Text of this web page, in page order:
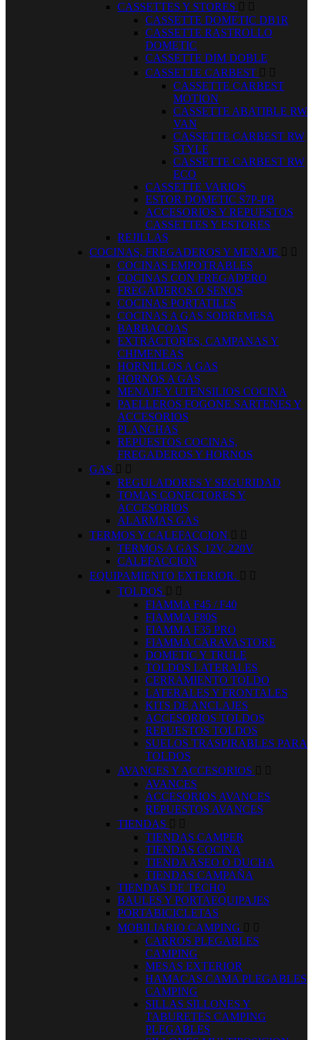
CASSETTES Y STORES  
CASSETTE DOMETIC DB1R
CASSETTE RASTROLLO
DOMETIC
CASSETTE DIM DOBLE
CASSETTE CARBEST  
CASSETTE CARBEST
MOTION
CASSETTE ABATIBLE RW
VAN
CASSETTE CARBEST RW
STYLE
CASSETTE CARBEST RW
ECO
CASSETTE VARIOS
ESTOR DOMETIC S7P-PB
ACCESORIOS Y REPUESTOS
CASSETTES Y ESTORES
REJILLAS
COCINAS, FREGADEROS Y MENAJE  
COCINAS EMPOTRABLES
COCINAS CON FREGADERO
FREGADEROS O SENOS
COCINAS PORTATILES
COCINAS A GAS SOBREMESA
BARBACOAS
EXTRACTORES, CAMPANAS Y
CHIMENEAS
HORNILLOS A GAS
HORNOS A GAS
MENAJE Y UTENSILIOS COCINA
PAELLEROS FOGONE SARTENES Y
ACCESORIOS
PLANCHAS
REPUESTOS COCINAS,
FREGADEROS Y HORNOS
GAS  
REGULADORES Y SEGURIDAD
TOMAS CONECTORES Y
ACCESORIOS
ALARMAS GAS
TERMOS Y CALEFACCION  
TERMOS A GAS, 12V, 220V
CALEFACCION
EQUIPAMIENTO EXTERIOR.  
TOLDOS  
FIAMMA F45 / F40
FIAMMA F80S
FIAMMA F35 PRO
FIAMMA CARAVASTORE
DOMETIC Y TRULE
TOLDOS LATERALES
CERRAMIENTO TOLDO
LATERALES Y FRONTALES
KITS DE ANCLAJES
ACCESORIOS TOLDOS
REPUESTOS TOLDOS
SUELOS TRASPIRABLES PARA
TOLDOS
AVANCES Y ACCESORIOS  
AVANCES
ACCESORIOS AVANCES
REPUESTOS AVANCES
TIENDAS  
TIENDAS CAMPER
TIENDAS COCINA
TIENDA ASEO O DUCHA
TIENDAS CAMPAÑA
TIENDAS DE TECHO
BAULES Y PORTAEQUIPAJES
PORTABICICLETAS
MOBILIARIO CAMPING  
CARROS PLEGABLES
CAMPING
MESAS EXTERIOR
HAMACAS CAMA PLEGABLES
CAMPING
SILLAS SILLONES Y
TABURETES CAMPING
PLEGABLES